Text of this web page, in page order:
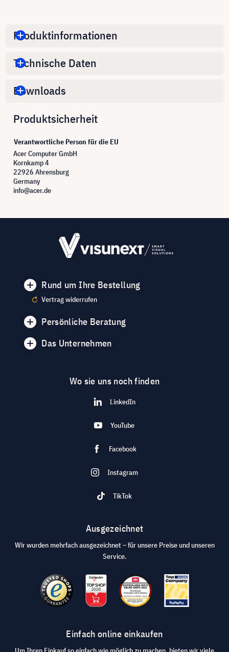
Produktinformationen
Technische Daten
Downloads
Produktsicherheit
Verantwortliche Person für die EU
Acer Computer GmbH
Kornkamp 4
22926 Ahrensburg
Germany
info@acer.de
Rund um Ihre Bestellung
Vertrag widerrufen
Persönliche Beratung
Das Unternehmen
Wo sie uns noch finden
LinkedIn
YouTube
Facebook
Instagram
TikTok
Ausgezeichnet
Wir wurden mehrfach ausgezeichnet – für unsere Preise und unseren
Service.
Einfach online einkaufen